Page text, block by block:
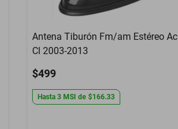
Antena Tiburón Fm/am Estéreo
Cl 2003-2013
$499
Hasta 3 MSI de $166.33